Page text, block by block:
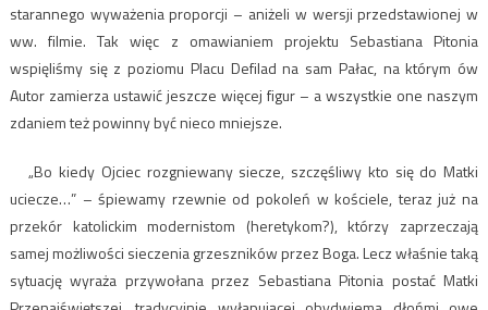
starannego wyważenia proporcji – aniżeli w wersji przedstawionej w
ww. filmie. Tak więc z omawianiem projektu Sebastiana Pitonia
wspięliśmy się z poziomu Placu Defilad na sam Pałac, na którym ów
Autor zamierza ustawić jeszcze więcej figur – a wszystkie one naszym
zdaniem też powinny być nieco mniejsze.
„Bo kiedy Ojciec rozgniewany siecze, szczęśliwy kto się do Matki
uciecze…” – śpiewamy rzewnie od pokoleń w kościele, teraz już na
przekór katolickim modernistom (heretykom?), którzy zaprzeczają
samej możliwości sieczenia grzeszników przez Boga. Lecz właśnie taką
sytuację wyraża przywołana przez Sebastiana Pitonia postać Matki